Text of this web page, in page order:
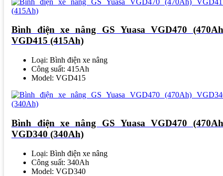
Bình điện xe nâng GS Yuasa VGD470
VGD415 (415Ah)
Loại: Bình điện xe nâng
Công suất: 415Ah
Model: VGD415
Bình điện xe nâng GS Yuasa VGD470
VGD340 (340Ah)
Loại: Bình điện xe nâng
Công suất: 340Ah
Model: VGD340